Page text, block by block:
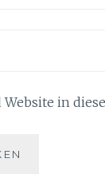
Website in